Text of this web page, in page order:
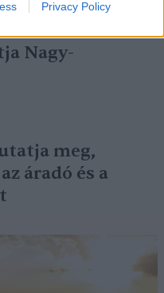
Privacy Policy
Nagy-
meg,
áradó és a